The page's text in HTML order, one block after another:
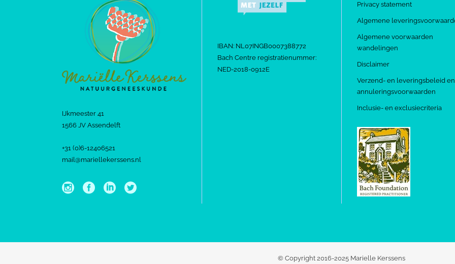
IJkmeester 41
1566 JV Assendelft
+31 (0)6-12406521
mail@mariellekerssens.nl
IBAN: NL07INGB0007388772
Bach Centre registratienummer:
NED-2018-0912E
Privacy statement
Algemene
Algemene voorwaarden
wandelingen
Disclaimer
Verzend- en leveringsbeleid en
annuleringsvoorwaarden
Inclusie- en exclusiecriteria
© Copyright 2016-2025 Marielle Kerssens